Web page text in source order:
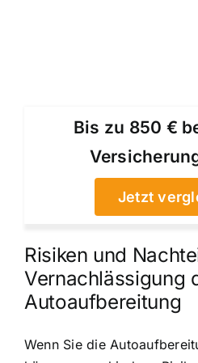
Bis zu 850 €
Jetzt
Risiken und
Vernachlässigung
Autoaufbereitung
Wenn Sie die